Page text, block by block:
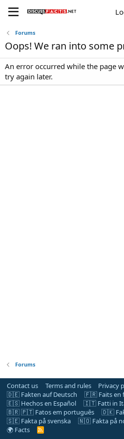
Forums
Oops! We ran into some
An error occurred while the page
try again later.
Forums
Contact us Terms and rules Privacy
🇩🇪 Fakten auf Deutsch
🇫🇷 Faits en
🇪🇸 Hechos en Español
🇮🇹 Fatti in
🇧🇷 🇵🇹 Fatos em português
🇩🇰
🇸🇪 Fakta på svenska
🇳🇴 Fakta på
🌍 Facts
R